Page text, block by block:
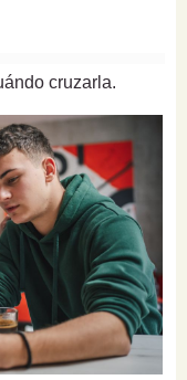
cruzarla.